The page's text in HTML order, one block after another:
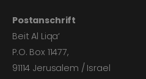
Postanschrift
Beit Al Liqa‘
P.O. Box 11477,
91114 Jerusalem / Israel